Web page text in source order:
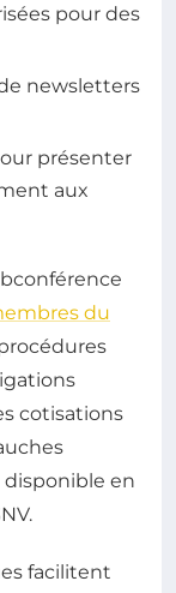
pour des
newsletters
présenter
aux
du
cotisations
en
facilitent